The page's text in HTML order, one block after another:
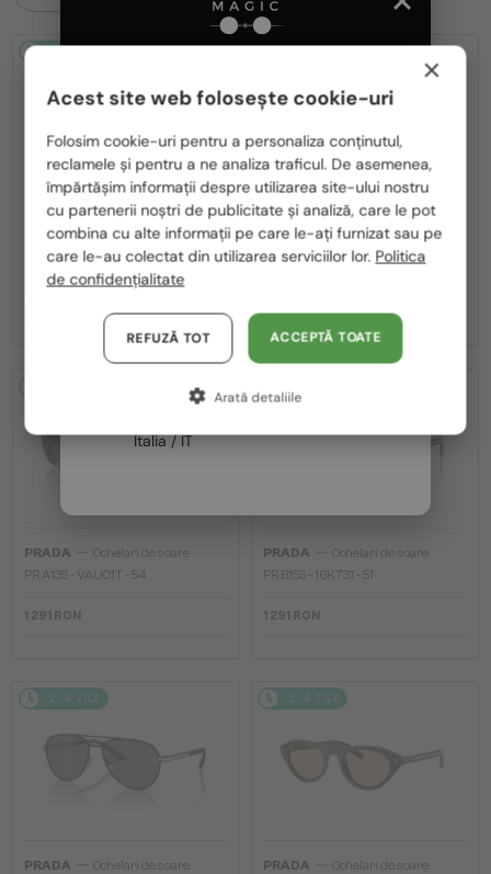
2-4 ZILE
PRADA—Ochelari de soare
PR A17S - 15W04D - 54 - CU LENTILE
POLARIZATE
2-4 ZILE
PRADA—Ochelari de soare
PR A17S - 16K731 - 54
PRADA
Ochelari de soare
PR A13S - VAU01T - 54
1 291 RON
PRADA
Ochelari de soare
PR B15S - 16K731 - 51
1 291 RON
2-4 ZILE
PRADA
Ochelari de soare
2-4 ZILE
PRADA
Ochelari de soare
România / RO
Polska / PL
Magyarország / HU
United Arab Emirates / EN
Austria / AT
Germania / DE
Franța / FR
Italia / IT
×
Acest site web folosește cookie-uri
Folosim cookie-uri pentru a personaliza conținutul,
reclamele și pentru a ne analiza traficul. De asemenea,
împărtășim informații despre utilizarea site-ului nostru
cu partenerii noștri de publicitate și analiză, care le pot
combina cu alte informații pe care le-ați furnizat sau pe
care le-au colectat din utilizarea serviciilor lor. Politica
de confidențialitate
ACCEPTĂ TOATE
REFUZĂ TOT
Arată detaliile